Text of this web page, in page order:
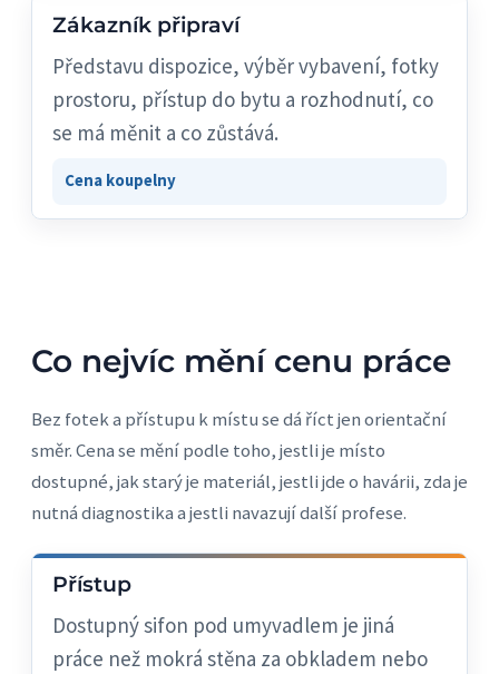
Zákazník připraví
Představu dispozice, výběr vybavení, fotky
prostoru, přístup do bytu a rozhodnutí, co
se má měnit a co zůstává.
Cena koupelny
Co nejvíc mění cenu práce
Bez fotek a přístupu k místu se dá říct jen orientační
směr. Cena se mění podle toho, jestli je místo
dostupné, jak starý je materiál, jestli jde o havárii, zda je
nutná diagnostika a jestli navazují další profese.
Přístup
Dostupný sifon pod umyvadlem je jiná
práce než mokrá stěna za obkladem nebo